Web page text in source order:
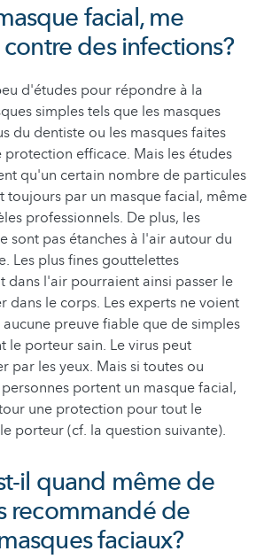
facial, me
des infections?
d'études pour répondre à la
simples tels que les masques
du dentiste ou les masques faites
efficace. Mais les études
qu'un certain nombre de particules
toujours par un masque facial, même
professionnels. De plus, les
sont pas étanches à l'air autour du
Les plus fines gouttelettes
dans l'air pourraient ainsi passer le
dans le corps. Les experts ne voient
preuve fiable que de simples
le porteur sain. Le virus peut
par les yeux. Mais si toutes ou
portent un masque facial,
une protection pour tout le
porteur (cf. la question suivante).
il quand même de
recommandé de
faciaux?